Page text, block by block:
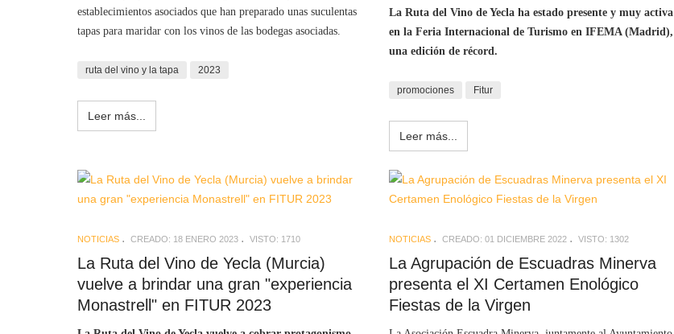
establecimientos asociados que han preparado unas suculentas
tapas para maridar con los vinos de las bodegas asociadas.
ruta del vino y la tapa 2023
Leer más...
La Ruta del Vino de Yecla ha estado presente y muy activa
en la Feria Internacional de Turismo en IFEMA (Madrid),
una edición de récord.
promociones Fitur
Leer más...
NOTICIAS CREADO: 18 ENERO 2023 VISTO: 1710
La Ruta del Vino de Yecla (Murcia)
vuelve a brindar una gran "experiencia
Monastrell" en FITUR 2023
NOTICIAS CREADO: 01 DICIEMBRE 2022 VISTO: 1302
La Agrupación de Escuadras Minerva
presenta el XI Certamen Enológico
Fiestas de la Virgen